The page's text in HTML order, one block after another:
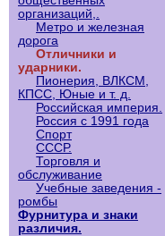
организаций,.
Метро и железная
дорога
Отличники и
ударники.
Пионерия, ВЛКСМ,
КПСС, Юные и т. д.
Российская империя.
Россия с 1991 года
Спорт
СССР.
Торговля и
обслуживание
Учебные заведения -
ромбы
Фурнитура и знаки
различия.